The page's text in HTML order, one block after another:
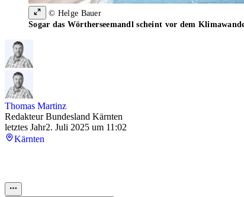
© Helge Bauer
Sogar das Wörtherseemandl scheint vor dem
Thomas Martinz
Redakteur Bundesland Kärnten
letztes Jahr2. Juli 2025 um 11:02
Kärnten